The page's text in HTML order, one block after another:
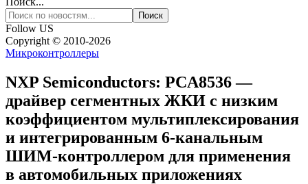
Follow US
Copyright © 2010-2026
Микроконтроллеры
NXP Semiconductors: PCA8536 —
драйвер сегментных ЖКИ с низким
коэффициентом мультиплексирования
и интегрированным 6-канальным
ШИМ-контроллером для применения
в автомобильных приложениях